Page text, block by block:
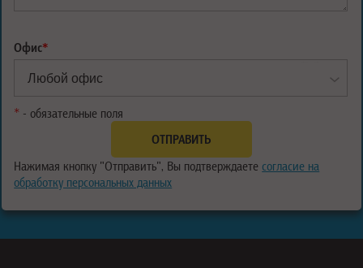
Офис*
* - обязательные поля
Нажимая кнопку "Отправить", Вы подтверждаете согласие на
обработку персональных данных